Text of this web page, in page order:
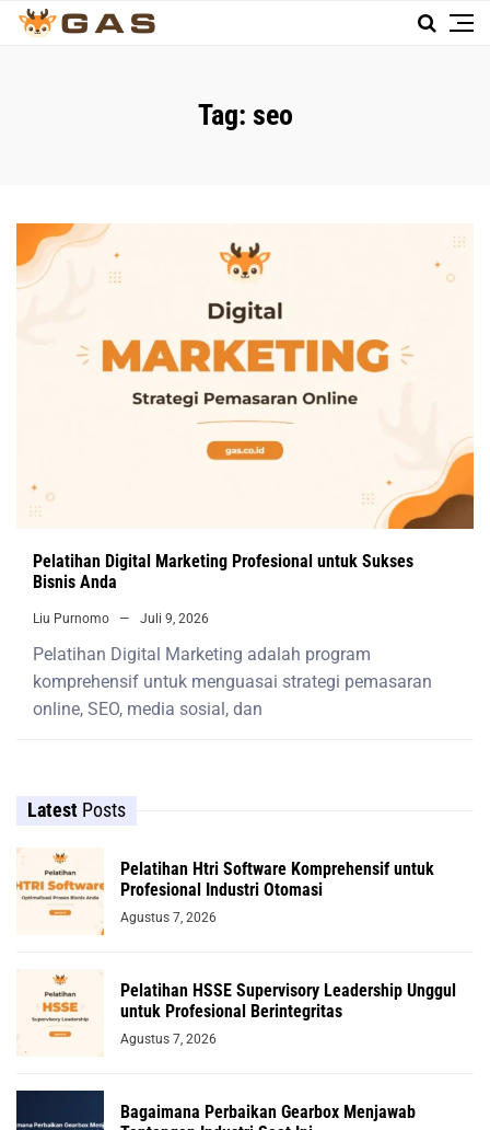
Tag: seo
Pelatihan Digital Marketing Profesional untuk Sukses
Bisnis Anda
Liu Purnomo Juli 9, 2026
Pelatihan Digital Marketing adalah program
komprehensif untuk menguasai strategi pemasaran
online, SEO, media sosial, dan
Latest Posts
Pelatihan Htri Software Komprehensif untuk
Profesional Industri Otomasi
Agustus 7, 2026
Pelatihan HSSE Supervisory Leadership Unggul
untuk Profesional Berintegritas
Agustus 7, 2026
Bagaimana Perbaikan Gearbox Menjawab